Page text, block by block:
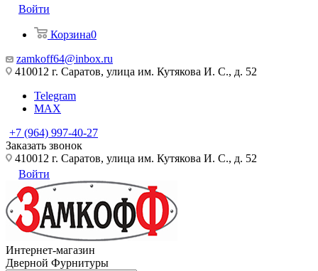
Войти
Корзина0
zamkoff64@inbox.ru
410012 г. Саратов, улица им. Кутякова И. С., д. 52
Telegram
MAX
+7 (964) 997-40-27
Заказать звонок
410012 г. Саратов, улица им. Кутякова И. С., д. 52
Войти
Интернет-магазин
Дверной Фурнитуры